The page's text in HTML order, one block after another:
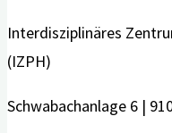
für
Demenz
Beiträge
Interdisziplinäres
(IZPH)
Schwabachanlage 6 |